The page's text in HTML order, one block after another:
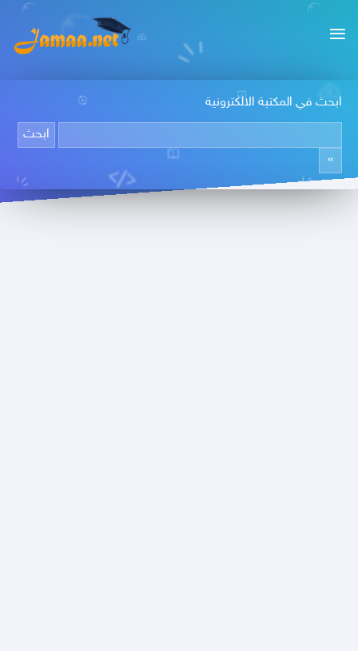
ابحث في المكتبة الالكترونية